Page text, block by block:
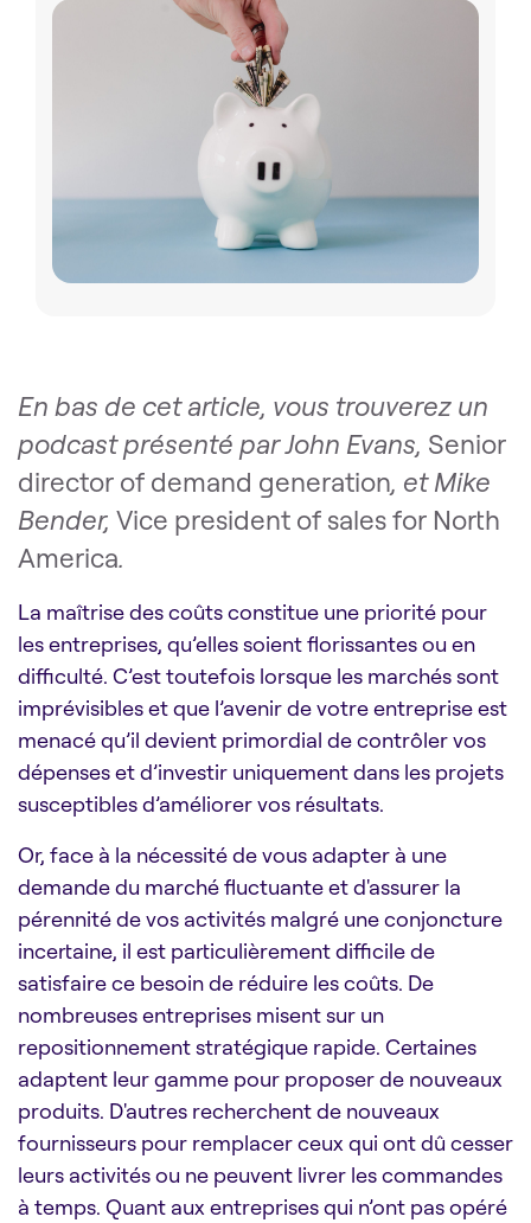
En bas de cet article, vous trouverez un
podcast présenté par John Evans, Senior
director of demand generation, et Mike
Bender, Vice president of sales for North
America.
La maîtrise des coûts constitue une priorité pour
les entreprises, qu’elles soient florissantes ou en
difficulté. C’est toutefois lorsque les marchés sont
imprévisibles et que l’avenir de votre entreprise est
menacé qu’il devient primordial de contrôler vos
dépenses et d’investir uniquement dans les projets
susceptibles d’améliorer vos résultats.
Or, face à la nécessité de vous adapter à une
demande du marché fluctuante et d'assurer la
pérennité de vos activités malgré une conjoncture
incertaine, il est particulièrement difficile de
satisfaire ce besoin de réduire les coûts. De
nombreuses entreprises misent sur un
repositionnement stratégique rapide. Certaines
adaptent leur gamme pour proposer de nouveaux
produits. D'autres recherchent de nouveaux
fournisseurs pour remplacer ceux qui ont dû cesser
leurs activités ou ne peuvent livrer les commandes
à temps. Quant aux entreprises qui n’ont pas opéré